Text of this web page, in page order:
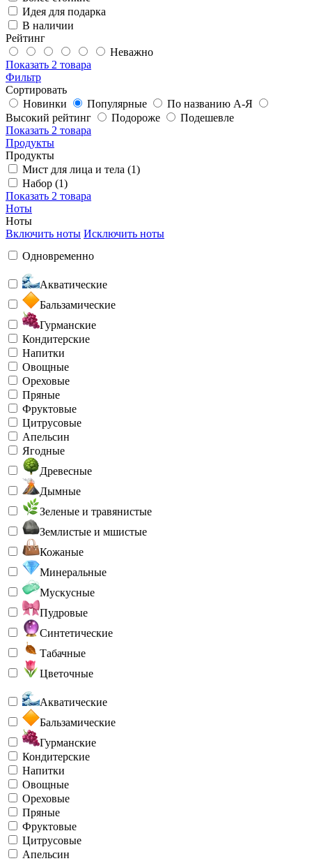
Идея для подарка
В наличии
Рейтинг
Неважно
Показать 2 товара
Фильтр
Сортировать
Новинки
Популярные
По названию А-Я
Высокий рейтинг
Подороже
Подешевле
Показать 2 товара
Продукты
Продукты
Мист для лица и тела (1)
Набор (1)
Показать 2 товара
Ноты
Ноты
Включить ноты Исключить ноты
Одновременно
Акватические
Бальзамические
Гурманские
Кондитерские
Напитки
Овощные
Ореховые
Пряные
Фруктовые
Цитрусовые
Апельсин
Ягодные
Древесные
Дымные
Зеленые и травянистые
Землистые и мшистые
Кожаные
Минеральные
Мускусные
Пудровые
Синтетические
Табачные
Цветочные
Акватические
Бальзамические
Гурманские
Кондитерские
Напитки
Овощные
Ореховые
Пряные
Фруктовые
Цитрусовые
Апельсин